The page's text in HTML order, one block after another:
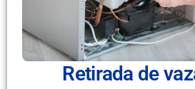
Retirada de